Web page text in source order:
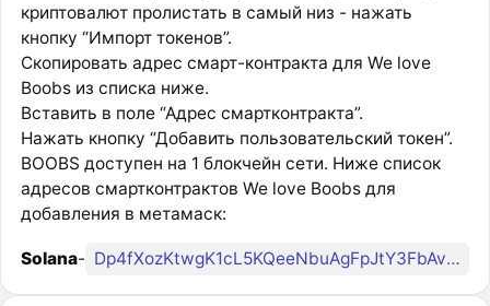
криптовалют пролистать в самый низ - нажать
кнопку “Импорт токенов”.
Скопировать адрес смарт-контракта для We love
Boobs из списка ниже.
Вставить в поле “Адрес смартконтракта”.
Нажать кнопку “Добавить пользовательский токен”.
BOOBS доступен на 1 блокчейн сети. Ниже список
адресов смартконтрактов We love Boobs для
добавления в метамаск:
Solana- Dp4fXozKtwgK1cL5KQeeNbuAgFpJtY3FbAvL8JrWpump